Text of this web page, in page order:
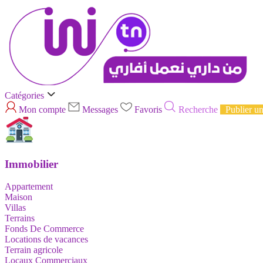
Catégories
Mon compte
Messages Favoris Recherche Publier
Immobilier
Appartement
Maison
Villas
Terrains
Fonds De Commerce
Locations de vacances
Terrain agricole
Locaux Commerciaux